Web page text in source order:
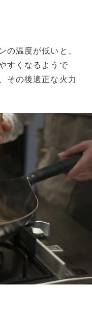
の温度が低いと、
すくなるようで
その後適正な火力